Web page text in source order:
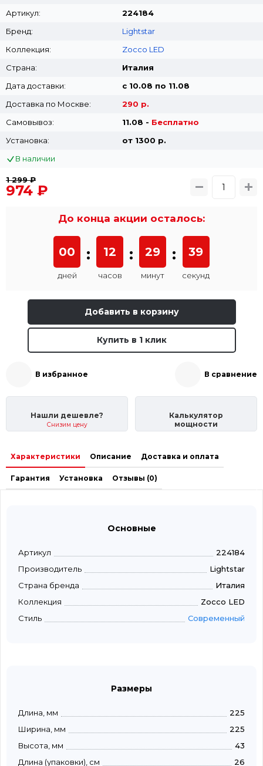
Артикул:
224184
Бренд:
Lightstar
Коллекция:
Zocco LED
Страна:
Италия
Дата доставки:
с 10.08 по 11.08
Доставка по Москве:
290 р.
Самовывоз:
11.08 - Бесплатно
Установка:
от 1300 p.
В наличии
1 299 ₽
974 ₽
До конца акции осталось:
00
дней
: 12
часов
: 29
минут
: 38
секунд
Добавить в корзину
Купить в 1 клик
В избранное В сравнение
Нашли дешевле?
Снизим цену
Калькулятор
мощности
Характеристики Описание Доставка и оплата
Гарантия Установка Отзывы (0)
Основные
Артикул
224184
Производитель
Lightstar
Страна бренда
Италия
Коллекция
Zocco LED
Стиль
Современный
Размеры
Длина, мм
225
Ширина, мм
225
Высота, мм
43
Длина (упаковки), см
26